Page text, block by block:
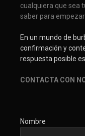
cualquiera que sea
saber para empezar
En un mundo de
confirmación y
respuesta posible
CONTACTA CON
Nombre